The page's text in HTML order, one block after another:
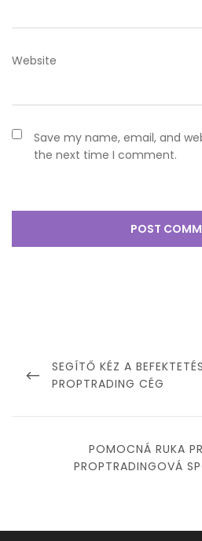
Website
Save my name, email, and
the next time I comment.
navigation
PREVIOUS
POST
SEGÍTŐ KÉZ A
PROPTRADING CÉG
NEXT
POST
POMOCNÁ RUKA
PROPTRADINGOVÁ